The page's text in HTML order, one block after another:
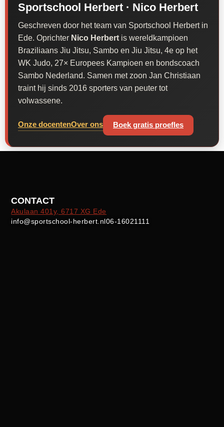
Sportschool Herbert · Nico Herbert
Geschreven door het team van Sportschool Herbert in
Ede. Oprichter Nico Herbert is wereldkampioen
Braziliaans Jiu Jitsu, Sambo en Jiu Jitsu, 4e op het
WK Judo, 27× Europees Kampioen en bondscoach
Sambo Nederland. Samen met zoon Jan Christiaan
traint hij sinds 2016 sporters van peuter tot
volwassene.
Onze docentenOver ons Boek gratis proefles
CONTACT
Akulaan 401y, 6717 XG Ede
info@sportschool-herbert.nl06-16021111